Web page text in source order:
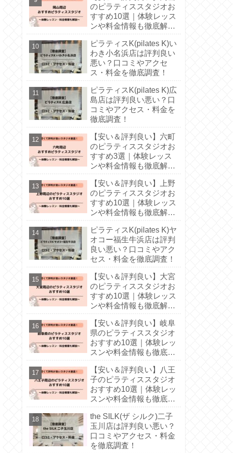
のピラティススタジオお
すすめ10選｜体験レッス
ンや料金情報も徹底解
ピラティスK(pilates K)い
わき小名浜店は評判良い
悪い？口コミやアクセ
ス・料金を徹底調査！
ピラティスK(pilates K)広
島店は評判良い悪い？口
コミやアクセス・料金を
徹底調査！
【安い＆評判良い】六町
のピラティススタジオお
すすめ3選｜体験レッス
ンや料金情報も徹底解
【安い＆評判良い】上野
のピラティススタジオお
すすめ10選｜体験レッス
ンや料金情報も徹底解
ピラティスK(pilates K)ヤ
オコー福生牛浜店は評判
良い悪い？口コミやアク
セス・料金を徹底調査！
【安い＆評判良い】大宮
のピラティススタジオお
すすめ10選｜体験レッス
ンや料金情報も徹底解
【安い＆評判良い】岐阜
県のピラティススタジオ
おすすめ10選｜体験レッ
スンや料金情報も徹底解
【安い＆評判良い】八王
子のピラティススタジオ
おすすめ10選｜体験レッ
スンや料金情報も徹底解
the SILK(ザ シルク)二子
玉川店は評判良い悪い？
口コミやアクセス・料金
を徹底調査！